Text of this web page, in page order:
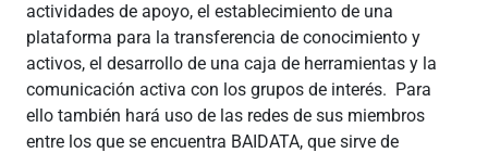
actividades de apoyo, el establecimiento de una
plataforma para la transferencia de conocimiento y
activos, el desarrollo de una caja de herramientas y la
comunicación activa con los grupos de interés. Para
ello también hará uso de las redes de sus miembros
entre los que se encuentra BAIDATA, que sirve de